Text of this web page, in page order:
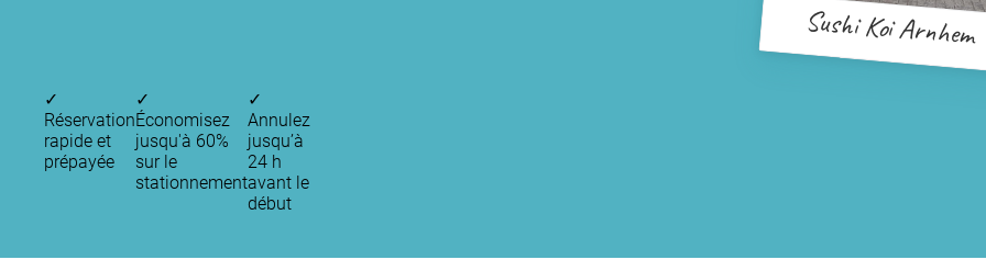
Sushi Koi Arnhem
✓
Réservation
rapide et
prépayée
✓
Économisez
jusqu'à 60%
sur le
stationnement
✓
Annulez
jusqu’à
24 h
avant le
début